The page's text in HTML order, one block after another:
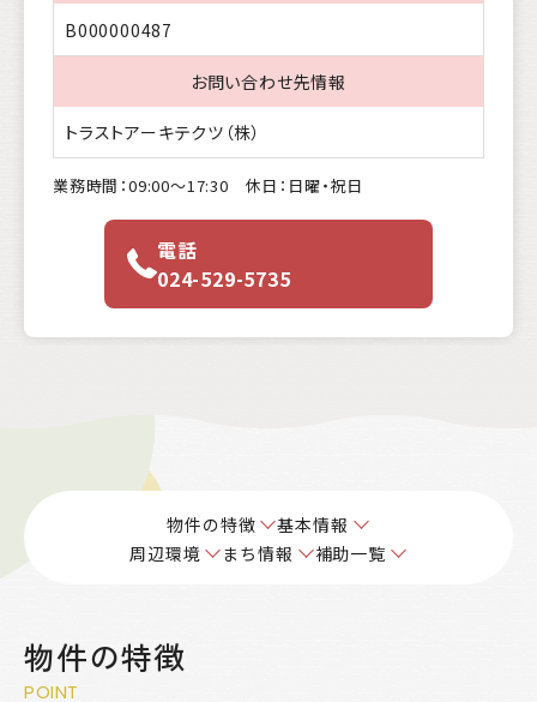
B000000487
お問い合わせ先情報
トラストアーキテクツ（株）
業務時間：09:00〜17:30 休日：日曜・祝日
電話
024-529-5735
物件の特徴
基本情報
周辺環境
まち情報 補助一覧
物件の特徴
POINT